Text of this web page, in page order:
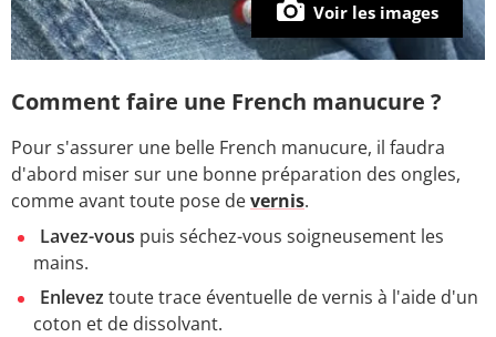
Voir les images
Comment faire une French manucure ?
Pour s'assurer une belle French manucure, il faudra
d'abord miser sur une bonne préparation des ongles,
comme avant toute pose devernis.
Lavez-vous puis séchez-vous soigneusement les
mains.
Enlevez toute trace éventuelle de vernis à l'aide d'un
coton et de dissolvant.